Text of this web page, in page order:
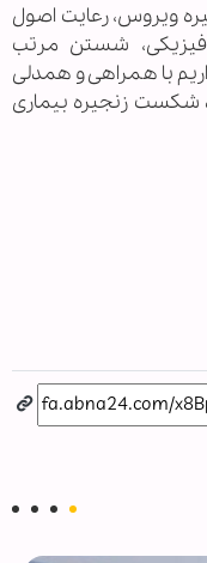
ویروس، رعایت اصول
شستن مرتب
با همراهی و همدلی
شکست زنجیره بیماری